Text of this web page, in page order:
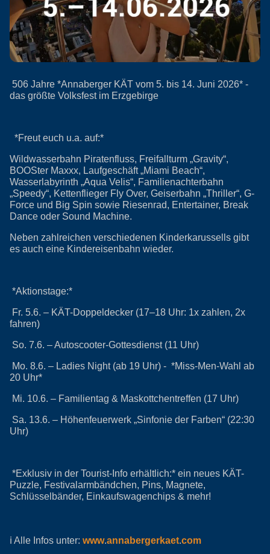
506 Jahre *Annaberger KÄT vom 5. bis 14. Juni 2026* -
das größte Volksfest im Erzgebirge
*Freut euch u.a. auf:*
Wildwasserbahn Piratenfluss, Freifallturm „Gravity“,
BOOSter Maxxx, Laufgeschäft „Miami Beach“,
Wasserlabyrinth „Aqua Velis“, Familienachterbahn
„Speedy“, Kettenflieger Fly Over, Geiserbahn „Thriller“, G-
Force und Big Spin sowie Riesenrad, Entertainer, Break
Dance oder Sound Machine.
Neben zahlreichen verschiedenen Kinderkarussells gibt
es auch eine Kindereisenbahn wieder.
*Aktionstage:*
Fr. 5.6. – KÄT-Doppeldecker (17–18 Uhr: 1x zahlen, 2x
fahren)
So. 7.6. – Autoscooter-Gottesdienst (11 Uhr)
Mo. 8.6. – Ladies Night (ab 19 Uhr) - *Miss-Men-Wahl ab
20 Uhr*
Mi. 10.6. – Familientag & Maskottchentreffen (17 Uhr)
Sa. 13.6. – Höhenfeuerwerk „Sinfonie der Farben“ (22:30
Uhr)
*Exklusiv in der Tourist-Info erhältlich:* ein neues KÄT-
Puzzle, Festivalarmbändchen, Pins, Magnete,
Schlüsselbänder, Einkaufswagenchips & mehr!
ℹ️ Alle Infos unter: www.annabergerkaet.com